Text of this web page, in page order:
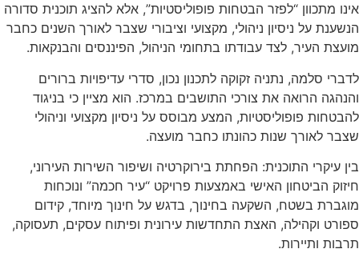
אינו מתכוון “לפזר הבטחות פופוליסטיות”, אלא להציג תוכנית סדורה
הנשענת על ניסיון ניהולי, מקצועי וציבורי שצבר לאורך השנים כחבר
מועצת העיר, לצד עבודתו בתחומי הניהול, הפיננסים והבנקאות.
לדברי סלמה, נתניה זקוקה לתכנון נכון, סדרי עדיפויות ברורים
והנהגה הרואה את צורכי התושבים במרכז. הוא מציין כי בניגוד
להבטחות פופוליסטיות, המצע מבוסס על ניסיון מקצועי וניהולי
שצבר לאורך שנות כהונתו כחבר מועצה.
בין עיקרי התוכנית: הפחתת בירוקרטיה ושיפור השירות העירוני,
חיזוק הביטחון האישי באמצעות פרויקט “עיר חכמה” ונוכחות
מוגברת בשטח, השקעה בחינוך, בדגש על חינוך מיוחד, קידום
ספורט וקהילה, האצת התחדשות עירונית ופיתוח עסקים, תעסוקה,
תרבות ותיירות.